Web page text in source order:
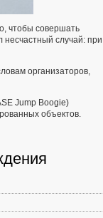
чтобы совершать
случай: при
организаторов,
Jump Boogie)
объектов.